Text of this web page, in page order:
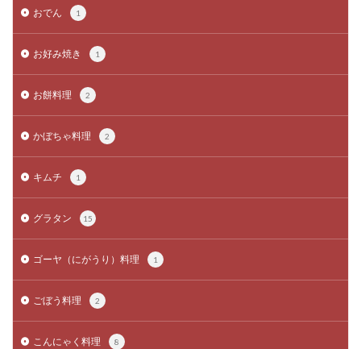
おでん 1
お好み焼き 1
お餅料理 2
かぼちゃ料理 2
キムチ 1
グラタン 15
ゴーヤ（にがうり）料理 1
ごぼう料理 2
こんにゃく料理 8